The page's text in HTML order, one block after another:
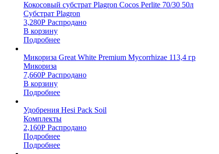
Кокосовый субстрат Plagron Cocos Perlite 70/30 50л
Субстрат Plagron
3,280Р Распродано
В корзину
Подробнее
Микориза Great White Premium Mycorrhizae 113,4 гр
Микориза
7,660Р Распродано
В корзину
Подробнее
Удобрения Hesi Pack Soil
Комплекты
2,160Р Распродано
Подробнее
Подробнее